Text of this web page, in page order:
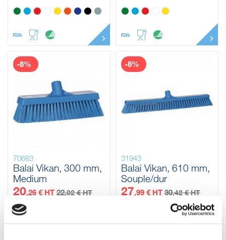
70683
Balai Vikan, 300 mm,
Medium
20,26 € HT 22,02 € HT
-8%
31943
Balai Vikan, 610 mm,
Souple/dur
27,99 € HT 30,42 € HT
,50 € TTC
-8%